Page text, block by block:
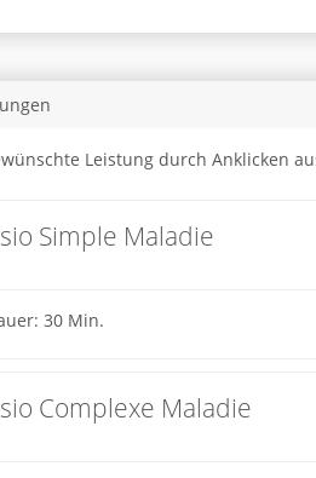
Leistung durch Anklicken
Simple Maladie
30 Min.
Complexe Maladie